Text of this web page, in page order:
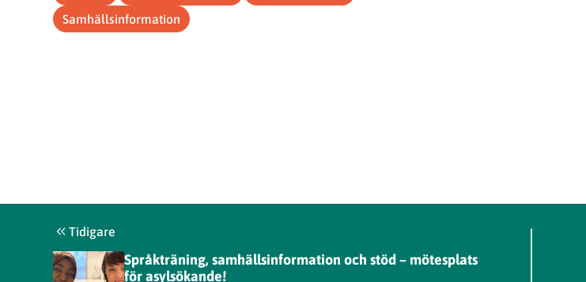
Samhällsinformation
Tidigare
Språkträning, samhällsinformation och stöd – mötesplats
för asylsökande!